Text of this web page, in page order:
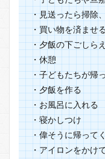
間を
有効
活用
出来
る
まと
め
・見送ったら掃除
・買い物を済ませ
・夕飯の下ごしら
・休憩
・子どもたちが帰
・夕飯を作る
・お風呂に入れる
・寝かしつけ
・偉そうに帰って
・アイロンをかけ